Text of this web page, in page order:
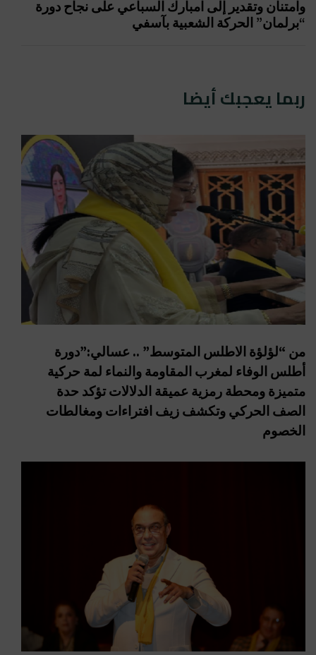
وامتنان وتقدير إلى امبارك السباعي على نجاح دورة
“برلمان” الحركة الشعبية بآسفي
ربما يعجبك أيضا
من “لؤلؤة الاطلس المتوسط” .. عسالي:”دورة
أطلس الوفاء لمغرب المقاومة والنماء لمة حركية
متميزة ومحطة رمزية عميقة الدلالات تؤكد حدة
الصف الحركي وتكشف زيف افتراءات ومغالطات
الخصوم